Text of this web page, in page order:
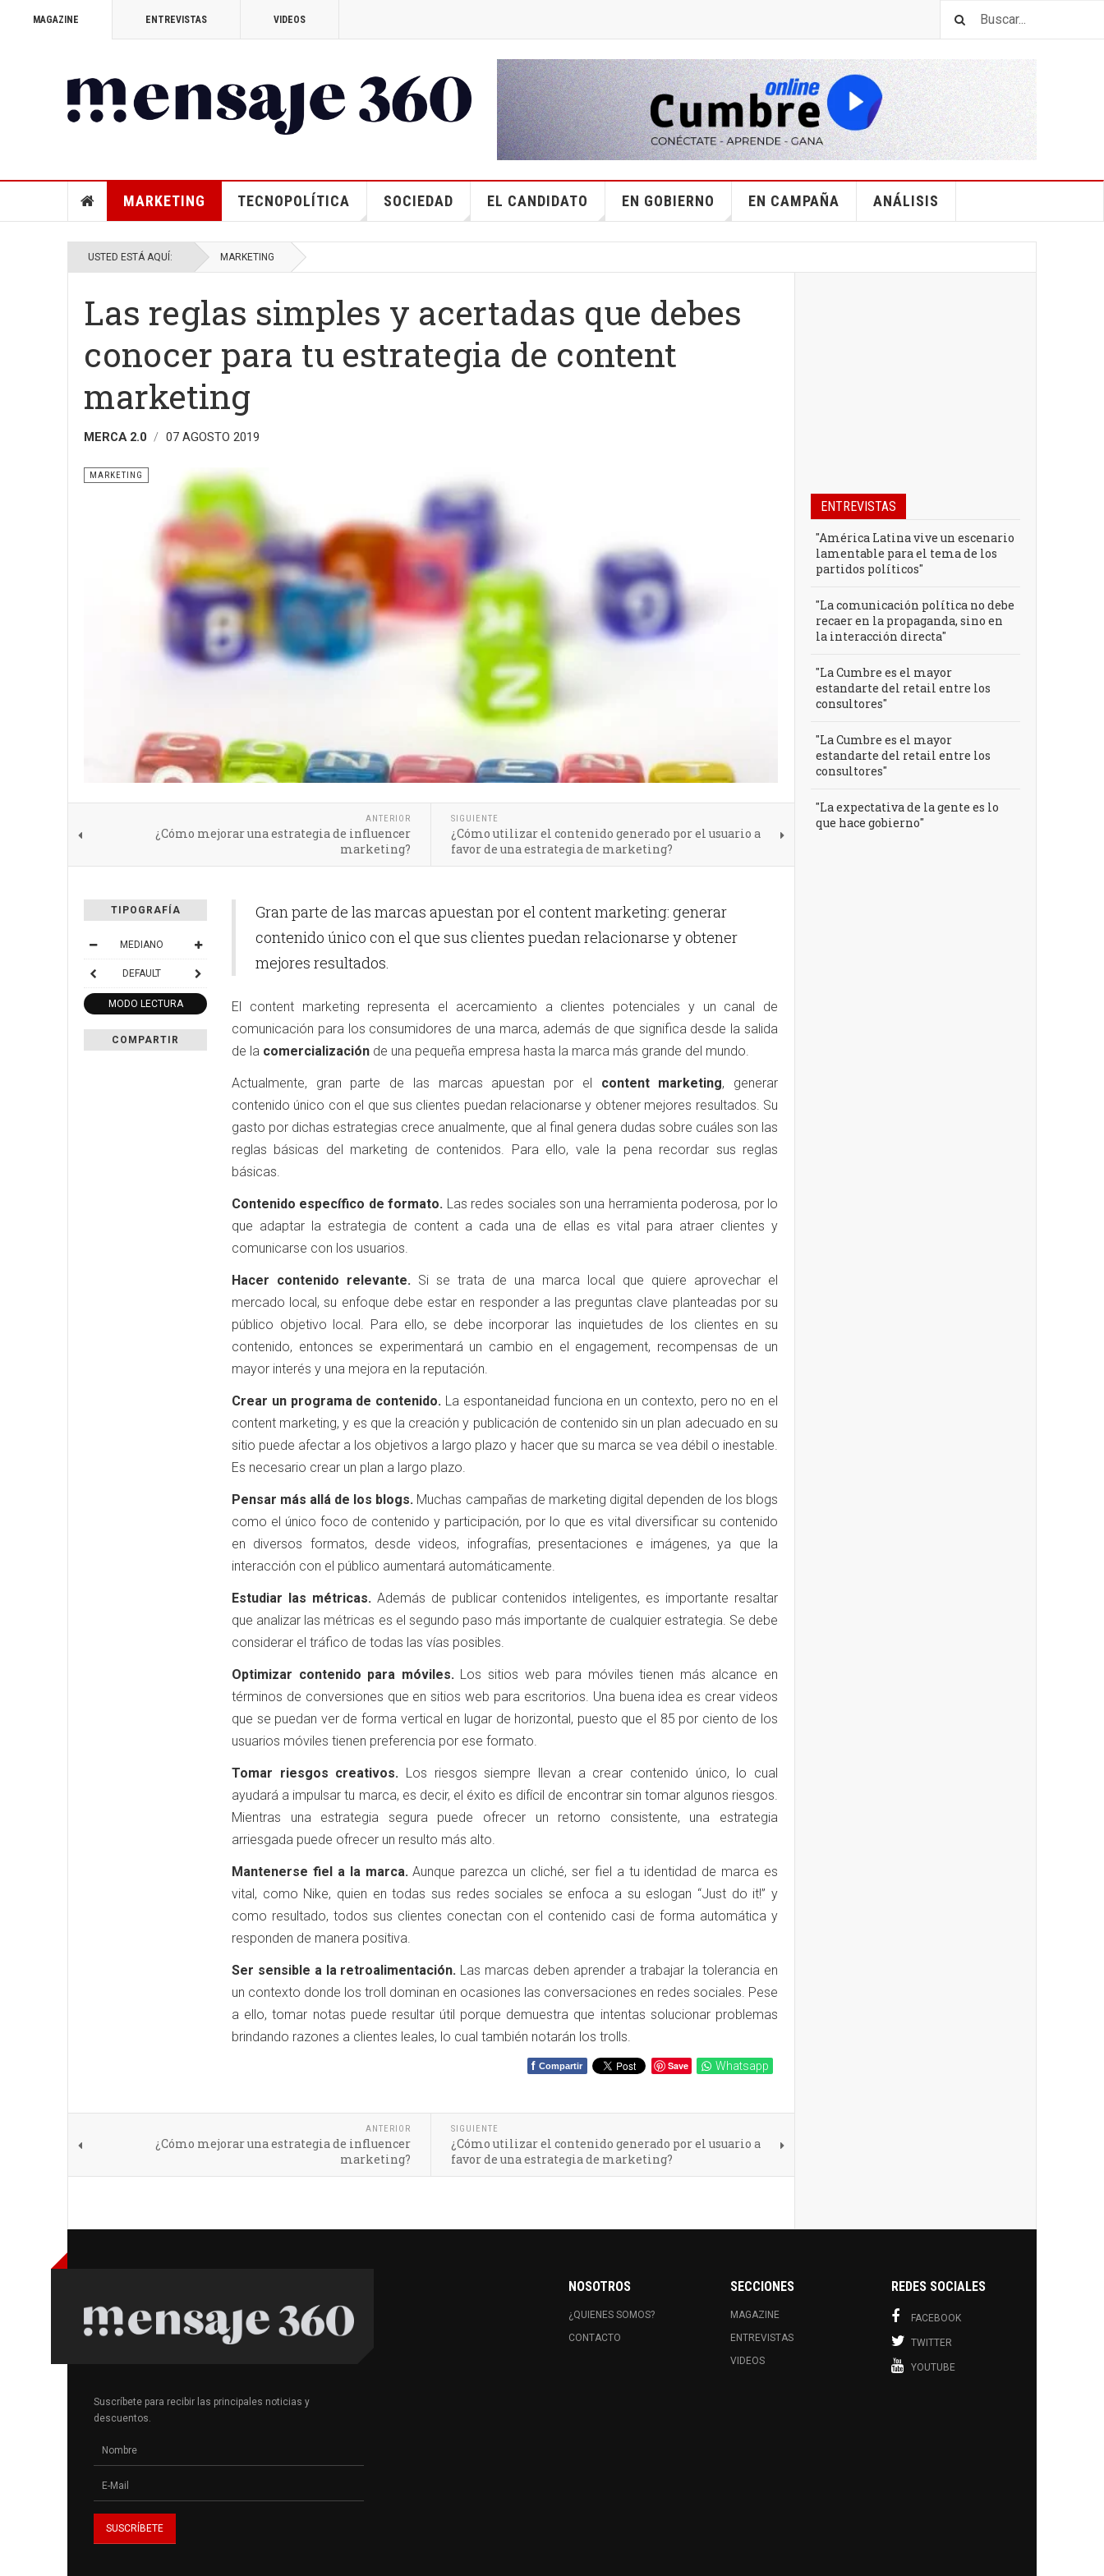
MAGAZINE ENTREVISTAS VIDEOS
MARKETING TECNOPOLÍTICA SOCIEDAD EL CANDIDATO EN GOBIERNO EN CAMPAÑA ANÁLISIS
USTED ESTÁ AQUÍ: MARKETING
Las reglas simples y acertadas que debes
conocer para tu estrategia de content
marketing
MERCA 2.0 07 AGOSTO 2019
MARKETING
ANTERIOR
¿Cómo mejorar una estrategia de influencer
marketing?
SIGUIENTE
¿Cómo utilizar el contenido generado por el usuario a
favor de una estrategia de marketing?
TIPOGRAFÍA
MEDIANO
DEFAULT
MODO LECTURA
COMPARTIR
Gran parte de las marcas apuestan por el content marketing: generar
contenido único con el que sus clientes puedan relacionarse y obtener
mejores resultados.
El content marketing representa el acercamiento a clientes potenciales y un canal de
comunicación para los consumidores de una marca, además de que significa desde la salida
de la comercialización de una pequeña empresa hasta la marca más grande del mundo.
Actualmente, gran parte de las marcas apuestan por el content marketing, generar
contenido único con el que sus clientes puedan relacionarse y obtener mejores resultados. Su
gasto por dichas estrategias crece anualmente, que al final genera dudas sobre cuáles son las
reglas básicas del marketing de contenidos. Para ello, vale la pena recordar sus reglas
básicas.
Contenido específico de formato. Las redes sociales son una herramienta poderosa, por lo
que adaptar la estrategia de content a cada una de ellas es vital para atraer clientes y
comunicarse con los usuarios.
Hacer contenido relevante. Si se trata de una marca local que quiere aprovechar el
mercado local, su enfoque debe estar en responder a las preguntas clave planteadas por su
público objetivo local. Para ello, se debe incorporar las inquietudes de los clientes en su
contenido, entonces se experimentará un cambio en el engagement, recompensas de un
mayor interés y una mejora en la reputación.
Crear un programa de contenido. La espontaneidad funciona en un contexto, pero no en el
content marketing, y es que la creación y publicación de contenido sin un plan adecuado en su
sitio puede afectar a los objetivos a largo plazo y hacer que su marca se vea débil o inestable.
Es necesario crear un plan a largo plazo.
Pensar más allá de los blogs. Muchas campañas de marketing digital dependen de los blogs
como el único foco de contenido y participación, por lo que es vital diversificar su contenido
en diversos formatos, desde videos, infografías, presentaciones e imágenes, ya que la
interacción con el público aumentará automáticamente.
Estudiar las métricas. Además de publicar contenidos inteligentes, es importante resaltar
que analizar las métricas es el segundo paso más importante de cualquier estrategia. Se debe
considerar el tráfico de todas las vías posibles.
Optimizar contenido para móviles. Los sitios web para móviles tienen más alcance en
términos de conversiones que en sitios web para escritorios. Una buena idea es crear videos
que se puedan ver de forma vertical en lugar de horizontal, puesto que el 85 por ciento de los
usuarios móviles tienen preferencia por ese formato.
Tomar riesgos creativos. Los riesgos siempre llevan a crear contenido único, lo cual
ayudará a impulsar tu marca, es decir, el éxito es difícil de encontrar sin tomar algunos riesgos.
Mientras una estrategia segura puede ofrecer un retorno consistente, una estrategia
arriesgada puede ofrecer un resulto más alto.
Mantenerse fiel a la marca.Aunque parezca un cliché, ser fiel a tu identidad de marca es
vital, como Nike, quien en todas sus redes sociales se enfoca a su eslogan “Just do it!” y
como resultado, todos sus clientes conectan con el contenido casi de forma automática y
responden de manera positiva.
Ser sensible a la retroalimentación. Las marcas deben aprender a trabajar la tolerancia en
un contexto donde los troll dominan en ocasiones las conversaciones en redes sociales. Pese
a ello, tomar notas puede resultar útil porque demuestra que intentas solucionar problemas
brindando razones a clientes leales, lo cual también notarán los trolls.
f Compartir Save Whatsapp
ANTERIOR
¿Cómo mejorar una estrategia de influencer
marketing?
SIGUIENTE
¿Cómo utilizar el contenido generado por el usuario a
favor de una estrategia de marketing?
ENTREVISTAS
"América Latina vive un escenario
lamentable para el tema de los
partidos políticos"
"La comunicación política no debe
recaer en la propaganda, sino en
la interacción directa"
"La Cumbre es el mayor
estandarte del retail entre los
consultores"
"La Cumbre es el mayor
estandarte del retail entre los
consultores"
"La expectativa de la gente es lo
que hace gobierno"
Suscríbete para recibir las principales noticias y
descuentos.
NOSOTROS
¿QUIENES SOMOS?
CONTACTO
SECCIONES
MAGAZINE
ENTREVISTAS
VIDEOS
REDES SOCIALES
FACEBOOK
TWITTER
YOUTUBE